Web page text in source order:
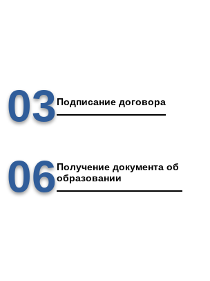
03Подписание договора
06Получение документа об
образовании